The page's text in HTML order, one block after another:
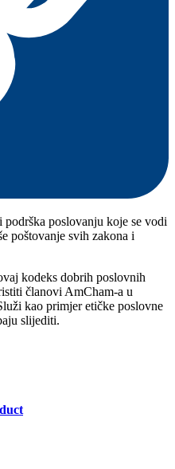
poslovanju koje se vodi
poštovanje svih zakona i
kodeks dobrih poslovnih
članovi AmCham-a u
kao primjer etičke poslovne
slijediti.